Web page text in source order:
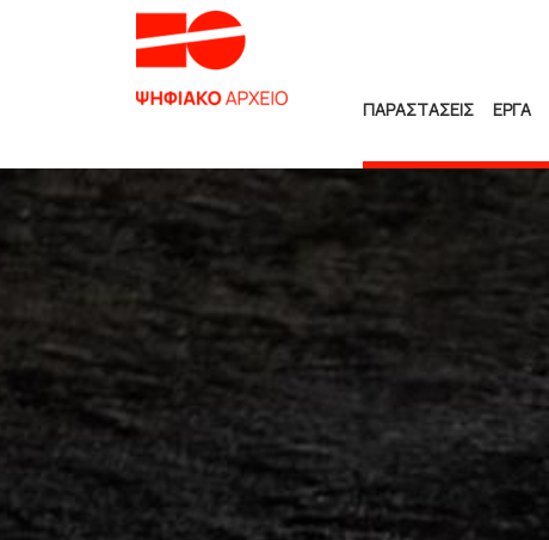
ΠΑΡΑΣΤΑΣΕΙΣ ΕΡΓΑ